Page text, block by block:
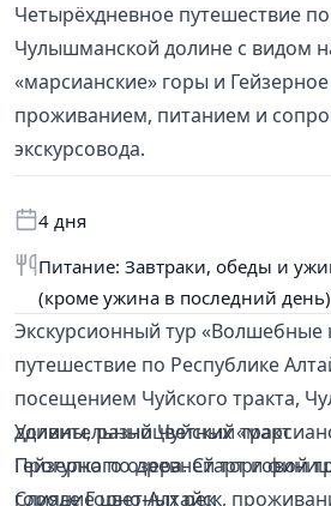
Четырёхдневное путешествие
Чулышманской долине с видом
«марсианские» горы и
проживанием, питанием и
экскурсовода.
4 дня
Питание: Завтраки, обеды и
(кроме ужина в последний день)
Экскурсионный тур «Волшебные
путешествие по Республике
посещением Чуйского тракта,
долины, разноцветных
Гейзерного озера. Старт и
городе Горно-Алтайск,
Удивительный Чуйский тракт
Прогулка по древней торговой
Слияние цветных рек